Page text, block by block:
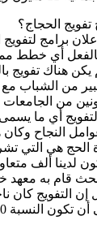
تفويج الحجاج؟
برامج
أي خطط
هناك تفويج
من الشباب مع
أي ما يسمى
النجاح
الحج هي التي
لدينا ألف
قام به معهد